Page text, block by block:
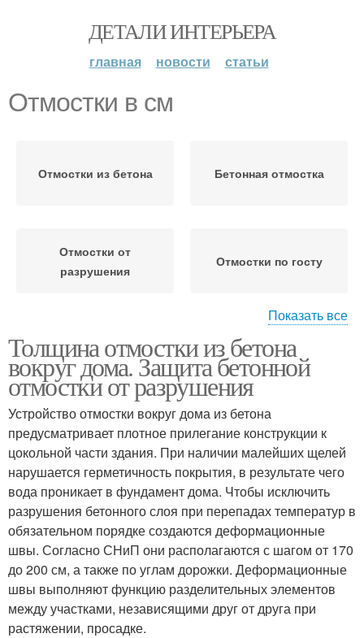
ДЕТАЛИ ИНТЕРЬЕРА
главная новости статьи
Отмостки в см
Отмостки из бетона Бетонная отмостка
Отмостки от
разрушения
Отмостки по госту
Бетон для отмостки Бетонные отмостки
Показать все
Толщина отмостки из бетона
вокруг дома. Защита бетонной
отмостки от разрушения
Устройство отмостки вокруг дома из бетона
предусматривает плотное прилегание конструкции к
цокольной части здания. При наличии малейших щелей
нарушается герметичность покрытия, в результате чего
вода проникает в фундамент дома. Чтобы исключить
разрушения бетонного слоя при перепадах температур в
обязательном порядке создаются деформационные
швы. Согласно СНиП они располагаются с шагом от 170
до 200 см, а также по углам дорожки. Деформационные
швы выполняют функцию разделительных элементов
между участками, независящими друг от друга при
растяжении, просадке.